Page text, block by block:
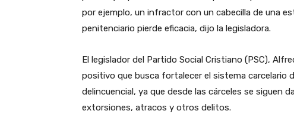
por ejemplo, un infractor con un cabecilla de una
penitenciario pierde eficacia, dijo la legisladora.
El legislador del Partido Social Cristiano (PSC),
positivo que busca fortalecer el sistema carcelario
delincuencial, ya que desde las cárceles se siguen
extorsiones, atracos y otros delitos.